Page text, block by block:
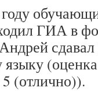
ГИА в
сдавал
языку
(отлично)).